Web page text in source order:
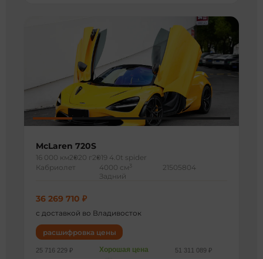
McLaren 720S
16 000 км2020 г 2019 4.0t spider
Кабриолет
4000 см 3
Задний
21505804
36 269 710 ₽
с доставкой во Владивосток
расшифровка цены
25 716 229 ₽ Хорошая цена 51 311 089 ₽